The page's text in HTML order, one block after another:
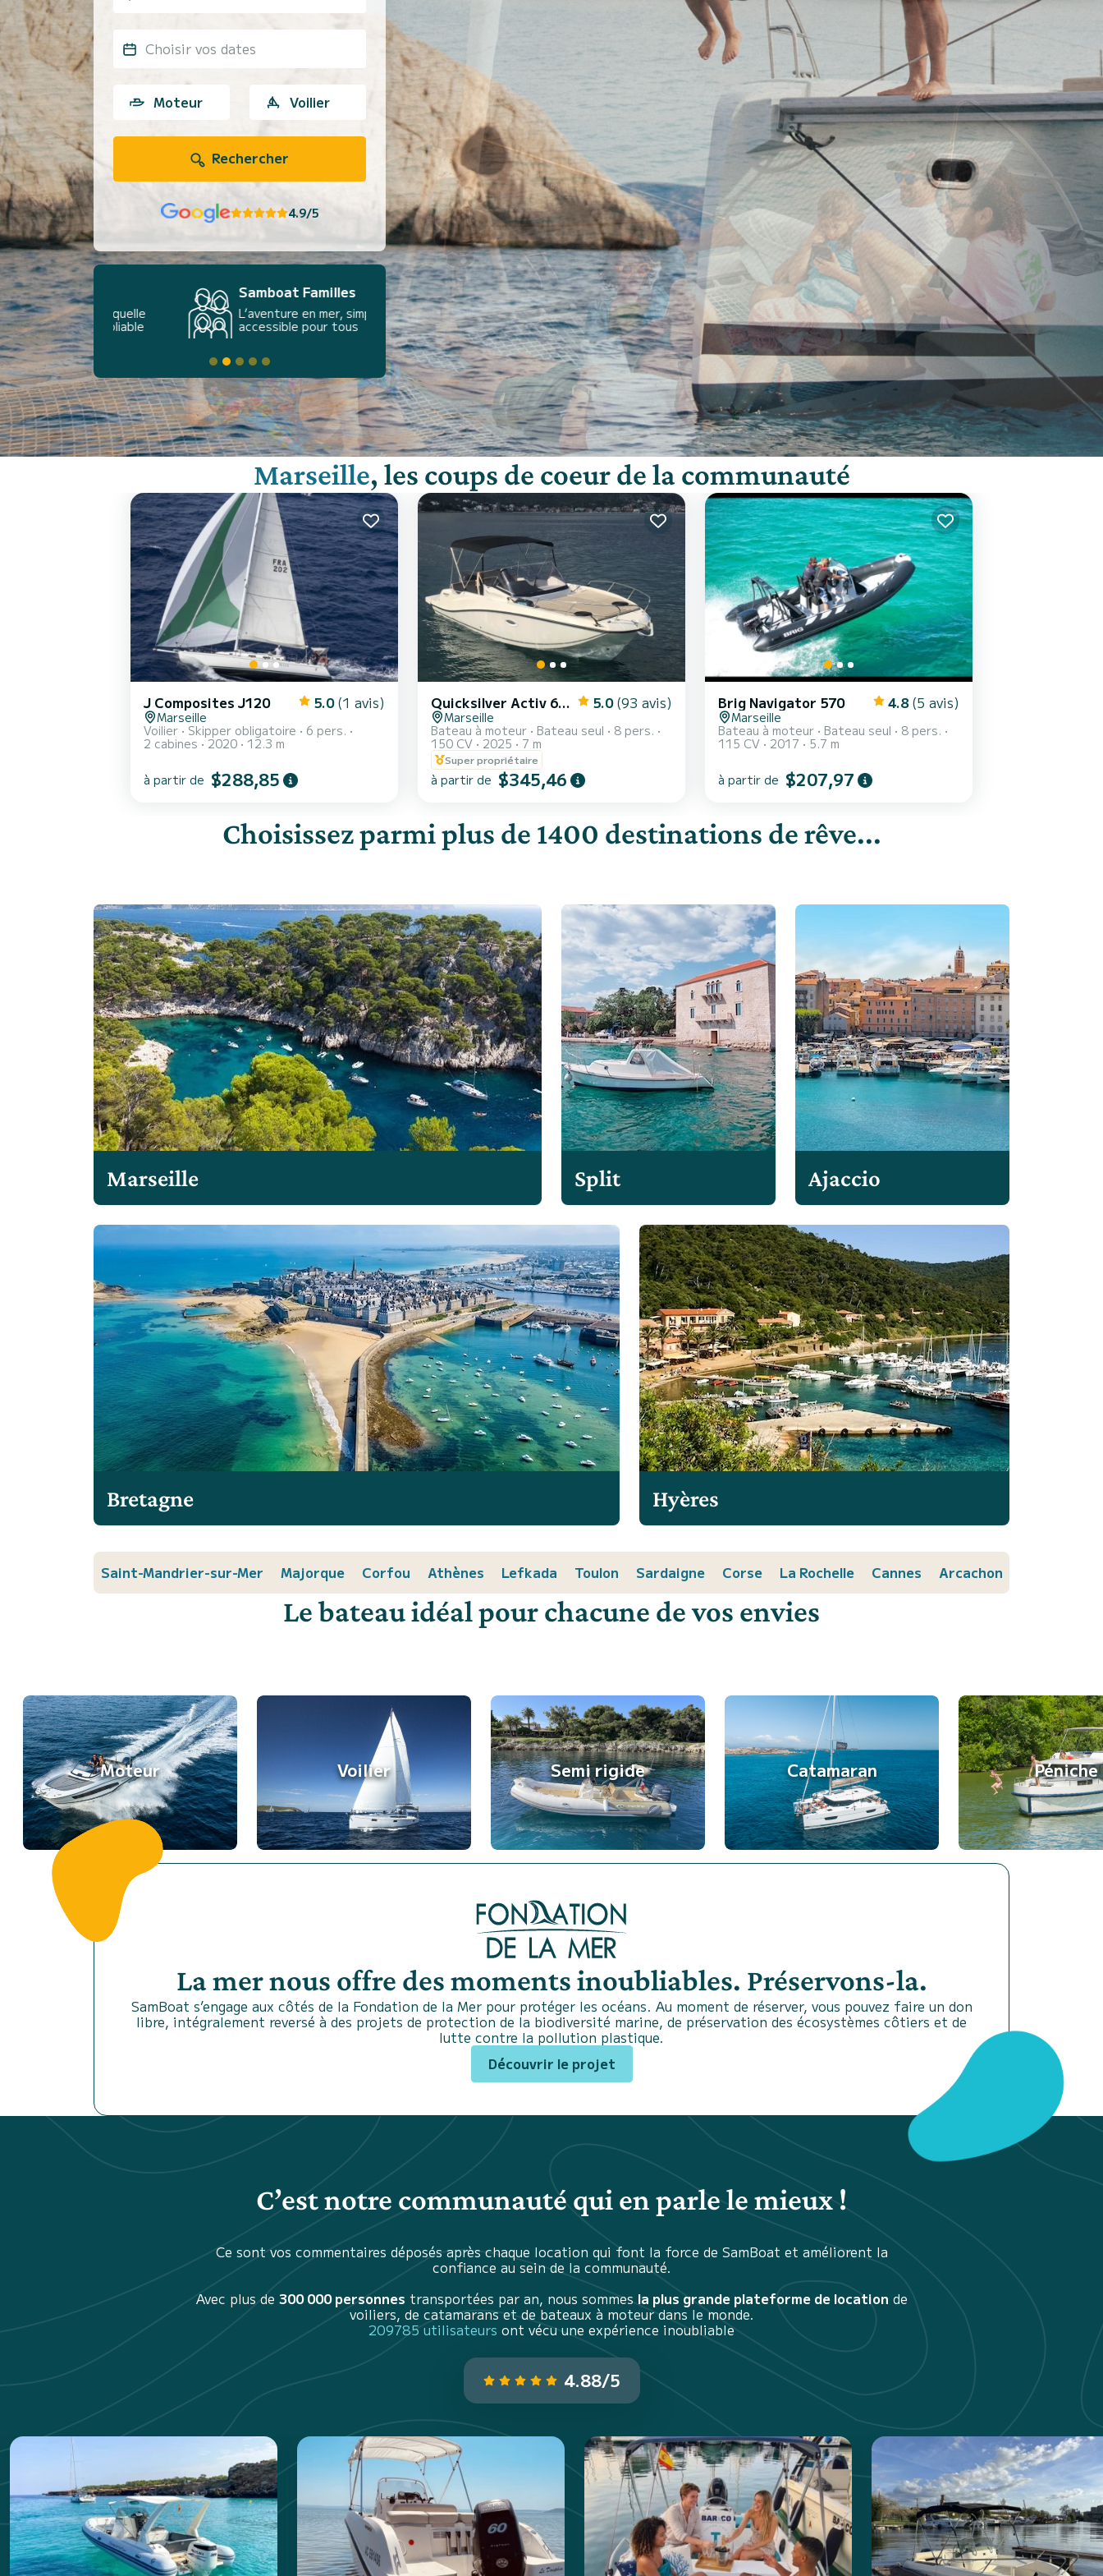
Choisir vos dates
Moteur Voilier
Rechercher
4.9/5
Samboat Familles
L’aventure en mer, simple et
accessible pour tous
Marseille, les coups de coeur de la communauté
J Composites J120 5.0 (1 avis)
Marseille
Voilier
Skipper obligatoire
6 pers.
2 cabines
2020 12.3 m
à partir de $288,85
Quicksilver Activ 675 Sundeck 5.0 (93 avis)
Marseille
Bateau à moteur
Bateau seul
8 pers.
150 CV
2025 7 m
Super propriétaire
à partir de $345,46
Brig Navigator 570 4.8 (5 avis)
Marseille
Bateau à moteur
Bateau seul
8 pers.
115 CV
2017 5.7 m
à partir de $207,97
Choisissez parmi plus de 1400 destinations de rêve...
Marseille Split Ajaccio
Bretagne Hyères
Saint-Mandrier-sur-Mer Majorque Corfou Athènes Lefkada Toulon Sardaigne Corse La Rochelle Cannes Arcachon
Le bateau idéal pour chacune de vos envies
Moteur Voilier Semi rigide Catamaran Péniche
La mer nous offre des moments inoubliables. Préservons-la.
SamBoat s’engage aux côtés de la Fondation de la Mer pour protéger les océans. Au moment de réserver, vous pouvez faire un don
libre, intégralement reversé à des projets de protection de la biodiversité marine, de préservation des écosystèmes côtiers et de
lutte contre la pollution plastique.
Découvrir le projet
C’est notre communauté qui en parle le mieux !
Ce sont vos commentaires déposés après chaque location qui font la force de SamBoat et améliorent la
confiance au sein de la communauté.
Avec plus de 300 000 personnes transportées par an, nous sommesla plus grande plateforme de location de
voiliers, de catamarans et de bateaux à moteur dans le monde.
209785 utilisateurs ont vécu une expérience inoubliable
4.88/5